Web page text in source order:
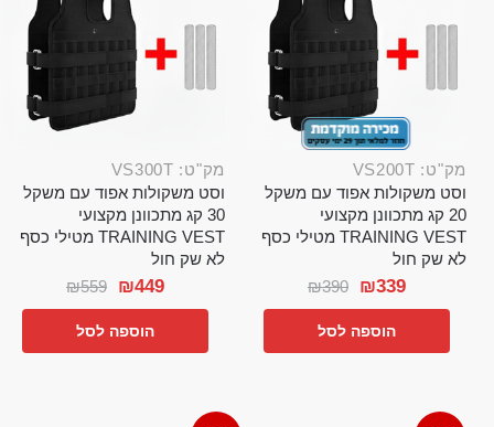
מק"ט: VS200T
וסט משקולות אפוד עם משקל
20 קג מתכוונן מקצועי
TRAINING VEST מטילי כסף
לא שק חול
₪390 ₪339
הוספה לסל
מק"ט: VS300T
וסט משקולות אפוד עם משקל
30 קג מתכוונן מקצועי
TRAINING VEST מטילי כסף
לא שק חול
₪559 ₪449
הוספה לסל